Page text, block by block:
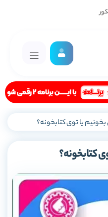
یا توی کتابخونه؟
کتابخونه؟